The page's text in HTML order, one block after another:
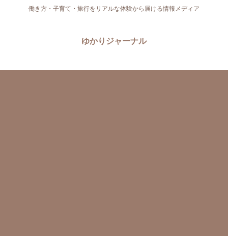
働き方・子育て・旅行をリアルな体験から届ける情報メディア
ゆかりジャーナル